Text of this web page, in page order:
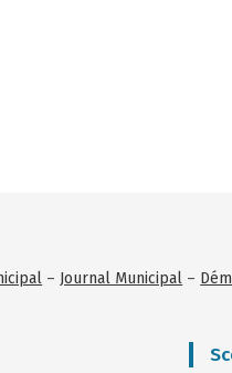
– Journal Municipal –